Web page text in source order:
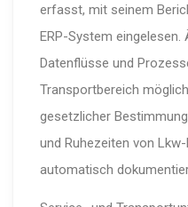
erfasst, mit seinem
ERP-System eingelesen.
Datenflüsse und
Transportbereich
gesetzlicher
und Ruhezeiten von
automatisch